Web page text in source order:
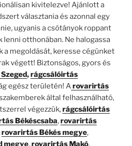
kivitelezve! Ajánlott a
választania és azonnal egy
ugyanis a csótányok roppant
lenni otthonában. Ne halogassa
a megoldását, keresse cégünket
végett! Biztonságos, gyors és
,rágcsálóirtás
egész területén! Arovarirtás
által felhasználható,
végezzük,rágcsálóirtás
Békéscsaba,rovarirtás
rovarirtás Békés megye,